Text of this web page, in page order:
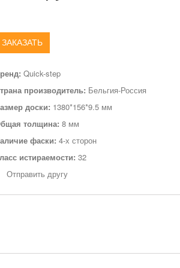
ЗАКАЗАТЬ
Quick-step
производитель: Бельгия-Россия
доски: 1380*156*9.5 мм
толщина: 8 мм
фаски: 4-х сторон
истираемости: 32
Отправить другу